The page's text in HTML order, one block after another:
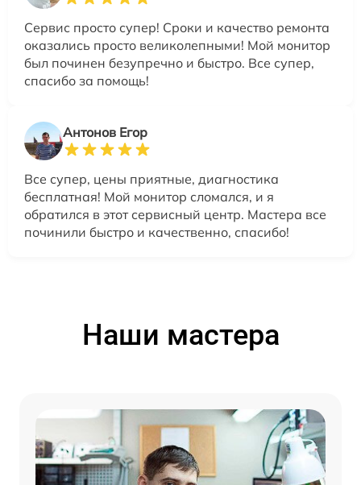
Сервис просто супер! Сроки и качество ремонта
оказались просто великолепными! Мой монитор
был починен безупречно и быстро. Все супер,
спасибо за помощь!
Антонов Егор
Все супер, цены приятные, диагностика
бесплатная! Мой монитор сломался, и я
обратился в этот сервисный центр. Мастера все
починили быстро и качественно, спасибо!
Наши мастера